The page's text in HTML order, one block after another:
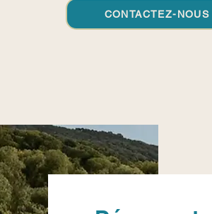
CONTACTEZ-NOUS